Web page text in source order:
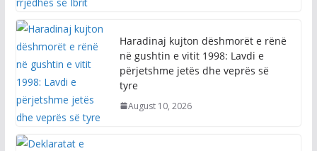
Haradinaj kujton dëshmorët e rënë
në gushtin e vitit 1998: Lavdi e
përjetshme jetës dhe veprës së
tyre
August 10, 2026